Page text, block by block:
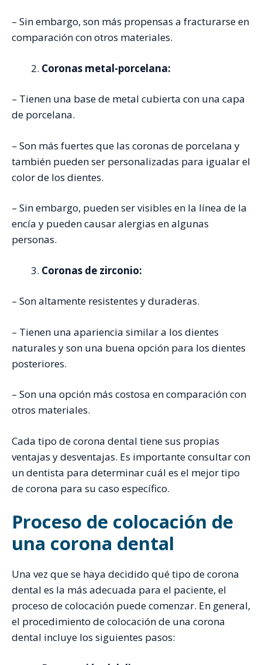
– Sin embargo, son más propensas a fracturarse en
comparación con otros materiales.
Coronas metal-porcelana:
– Tienen una base de metal cubierta con una capa
de porcelana.
– Son más fuertes que las coronas de porcelana y
también pueden ser personalizadas para igualar el
color de los dientes.
– Sin embargo, pueden ser visibles en la línea de la
encía y pueden causar alergias en algunas
personas.
Coronas de zirconio:
– Son altamente resistentes y duraderas.
– Tienen una apariencia similar a los dientes
naturales y son una buena opción para los dientes
posteriores.
– Son una opción más costosa en comparación con
otros materiales.
Cada tipo de corona dental tiene sus propias
ventajas y desventajas. Es importante consultar con
un dentista para determinar cuál es el mejor tipo
de corona para su caso específico.
Proceso de colocación de
una corona dental
Una vez que se haya decidido qué tipo de corona
dental es la más adecuada para el paciente, el
proceso de colocación puede comenzar. En general,
el procedimiento de colocación de una corona
dental incluye los siguientes pasos: